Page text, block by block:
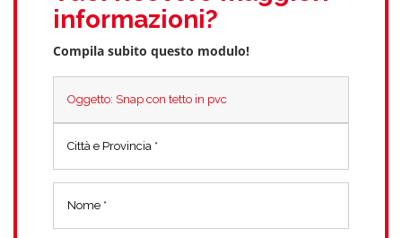
informazioni?
Compila subito questo modulo!